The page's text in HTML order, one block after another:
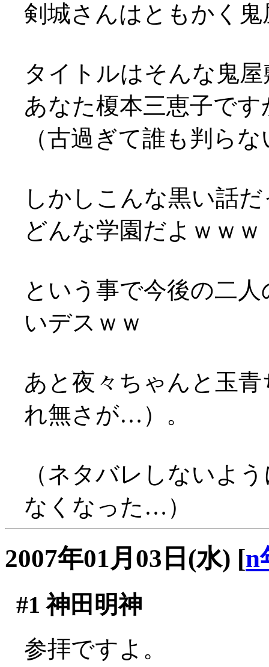
剣城さんはともかく
タイトルはそんな鬼
あなた榎本三恵子です
（古過ぎて誰も判ら
しかしこんな黒い話
どんな学園だよｗｗｗ
という事で今後の二
いデスｗｗ
あと夜々ちゃんと玉
れ無さが…）。
（ネタバレしないよ
なくなった…）
2007年01月03日(水) [n
#1 神田明神
参拝ですよ。